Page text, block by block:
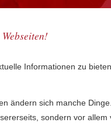
Informationen zu
ändern sich manche
sondern vor